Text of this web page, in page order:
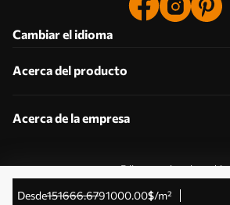
desde151666.6791000.00$/m²
Cambiar el idioma
Acerca del producto
Acerca de la empresa
Editar permisos de cookies
© 2011-2026 Uwalls . Todos los